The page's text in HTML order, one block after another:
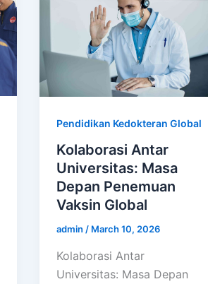
Pendidikan Kedokteran Global
Kolaborasi Antar
Universitas: Masa
Depan Penemuan
Vaksin Global
admin/ March 10, 2026
Kolaborasi Antar
Universitas: Masa Depan